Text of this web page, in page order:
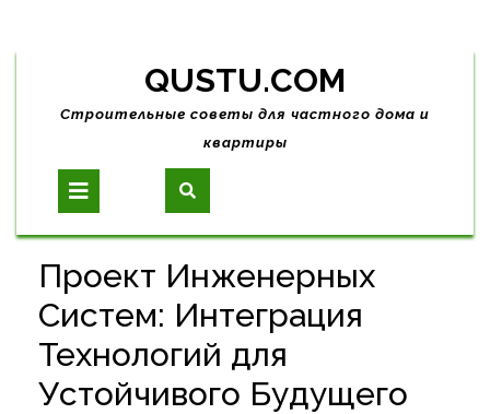
Skip
content
QUSTU.COM
Строительные советы для частного дома и
квартиры
Open
Button
Проект Инженерных
Систем: Интеграция
Технологий для
Устойчивого Будущего